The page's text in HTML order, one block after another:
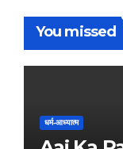
You missed
धर्म-आध्यात्म